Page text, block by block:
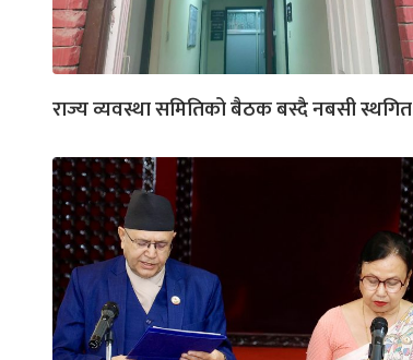
राज्य व्यवस्था समितिको बैठक बस्दै नबसी स्थगित